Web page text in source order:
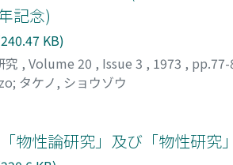
記念)
KB)
究 , Volume 20 , Issue 3 , 1973 , pp.77-
; タケノ, ショウゾウ
物性論研究」及び「物性研